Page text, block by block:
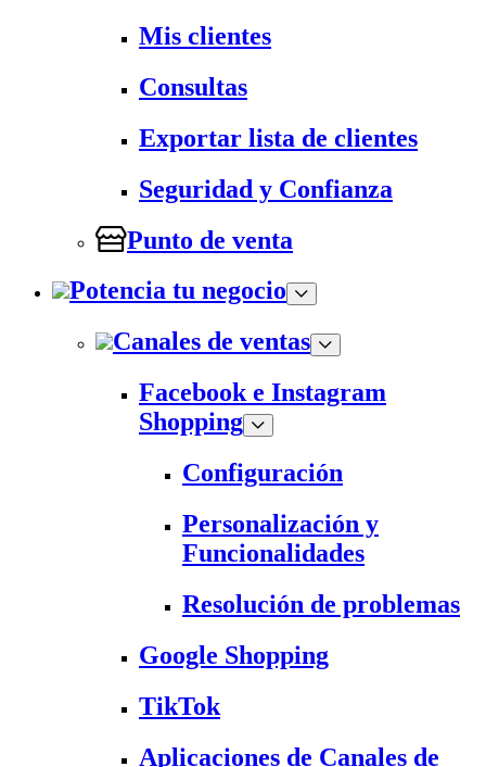
Mis clientes
Consultas
Exportar lista de clientes
Seguridad y Confianza
Punto de venta
Potencia tu negocio
Canales de ventas
Facebook e Instagram
Shopping
Configuración
Personalización y
Funcionalidades
Resolución de problemas
Google Shopping
TikTok
Aplicaciones de Canales de